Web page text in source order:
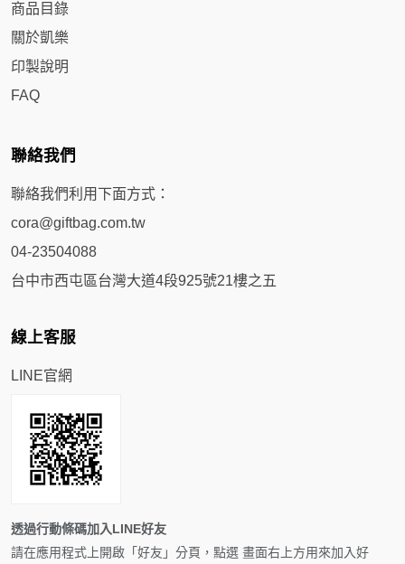
商品目錄
關於凱樂
印製說明
FAQ
聯絡我們
聯絡我們利用下面方式：
cora@giftbag.com.tw
04-23504088
台中市西屯區台灣大道4段925號21樓之五
線上客服
LINE官網
透過行動條碼加入LINE好友
請在應用程式上開啟「好友」分頁，點選 畫面右上方用來加入好